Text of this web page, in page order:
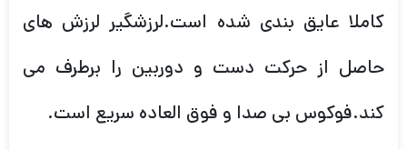
کاملا عایق بندی شده است.لرزشگیر لرزش های
حاصل از حرکت دست و دوربین را برطرف می
کند.فوکوس بی صدا و فوق العاده سریع است.